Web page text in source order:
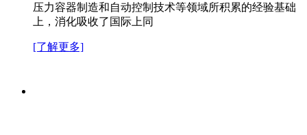
压力容器制造和自动控制技术等领域所积累的经验基础
上，消化吸收了国际上同
[了解更多]